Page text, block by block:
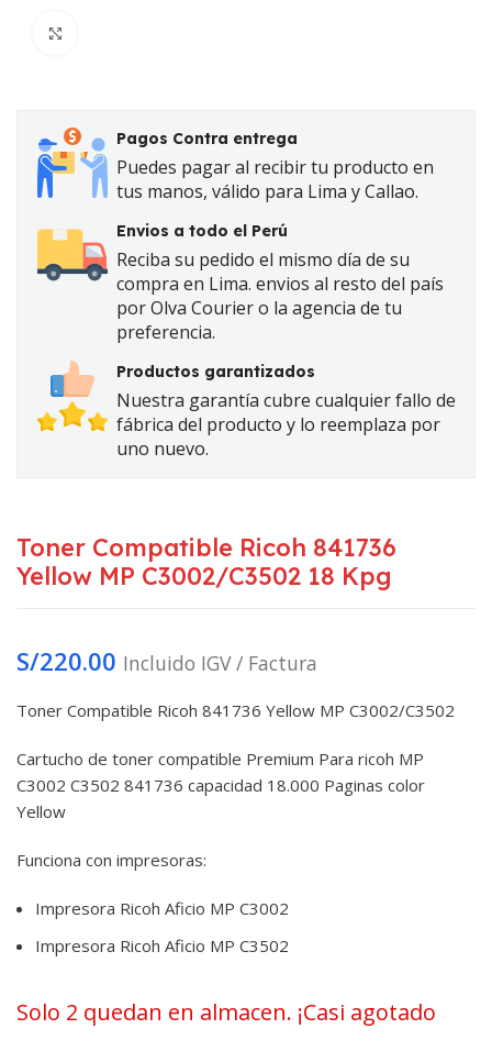
Pagos Contra entrega
Puedes pagar al recibir tu producto en
tus manos, válido para Lima y Callao.
Envios a todo el Perú
Reciba su pedido el mismo día de su
compra en Lima. envios al resto del país
por Olva Courier o la agencia de tu
preferencia.
Productos garantizados
Nuestra garantía cubre cualquier fallo de
fábrica del producto y lo reemplaza por
uno nuevo.
Toner Compatible Ricoh 841736
Yellow MP C3002/C3502 18 Kpg
S/220.00 Incluido IGV / Factura
Toner Compatible Ricoh 841736 Yellow MP C3002/C3502
Cartucho de toner compatible Premium Para ricoh MP
C3002 C3502 841736 capacidad 18.000 Paginas color
Yellow
Funciona con impresoras:
Impresora Ricoh Aficio MP C3002
Impresora Ricoh Aficio MP C3502
Solo 2 quedan en almacen. ¡Casi agotado